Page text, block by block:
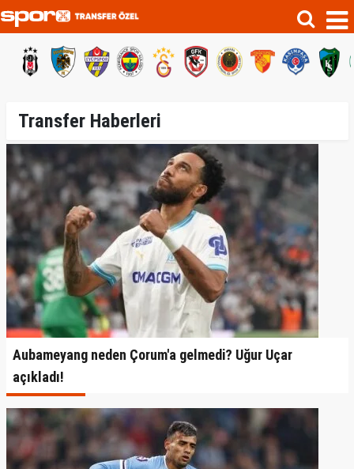
Transfer Haberleri
Aubameyang neden Çorum'a gelmedi? Uğur Uçar
açıkladı!